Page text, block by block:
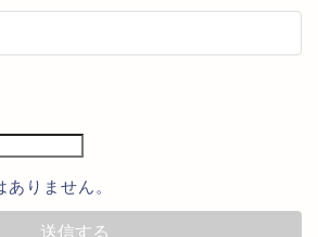
りません。